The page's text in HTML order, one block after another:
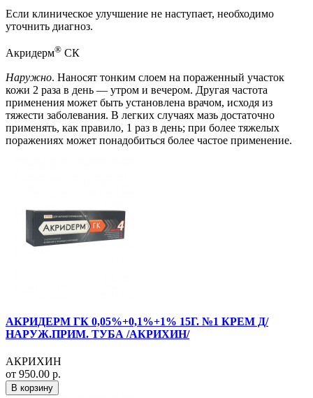
Если клиническое улучшение не наступает, необходимо
уточнить диагноз.
Акридерм® СК
Наружно. Наносят тонким слоем на пораженный участок
кожи 2 раза в день — утром и вечером. Другая частота
применения может быть установлена врачом, исходя из
тяжести заболевания. В легких случаях мазь достаточно
применять, как правило, 1 раз в день; при более тяжелых
поражениях может понадобиться более частое применение.
АКРИДЕРМ ГК 0,05%+0,1%+1% 15Г. №1 КРЕМ Д/
НАРУЖ.ПРИМ. ТУБА /АКРИХИН/
АКРИХИН
от 950.00 р.
В корзину